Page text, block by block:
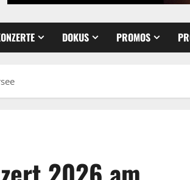
DOKUS PROMOS